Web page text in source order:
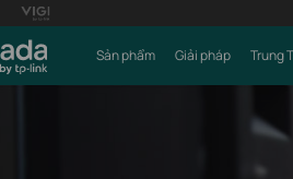
Sản phẩm Giải pháp Trung